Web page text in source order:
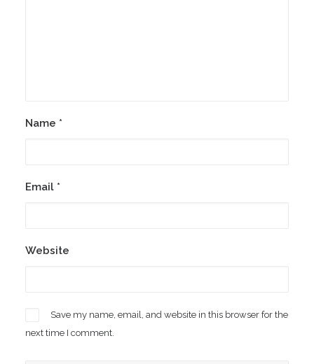
Name *
Email *
Website
Save my name, email, and website in this browser for the
next time I comment.